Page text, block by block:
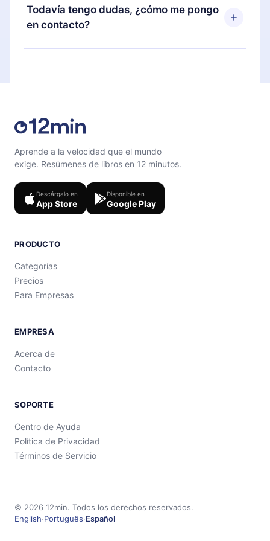
También puedes leer o escuchar tus títulos
favoritos sin conexión y desafiarte con un
puedes cancelar en cualquier momento y el
próximo ciclo de facturación no ocurrirá.
Todavía tengo dudas, ¿cómo me pongo
en contacto?
Siéntete libre de contactarnos en
Aprende a la velocidad que el mundo
exige. Resúmenes de libros en 12 minutos.
Descárgalo en
App Store
Disponible en
Google Play
PRODUCTO
Categorías
Precios
Para Empresas
EMPRESA
Acerca de
Contacto
SOPORTE
Centro de Ayuda
Política de Privacidad
Términos de Servicio
© 2026 12min. Todos los derechos reservados.
English·Português·Español